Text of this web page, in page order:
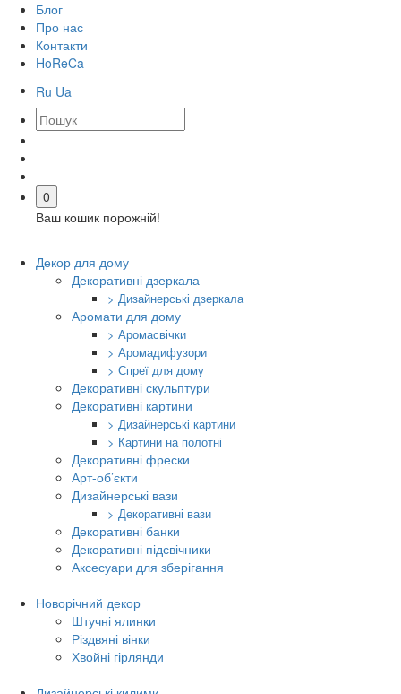
Блог
Про нас
Контакти
HoReCa
Ru Ua
0
Ваш кошик порожній!
Декор для дому
Декоративні дзеркала
> Дизайнерські дзеркала
Аромати для дому
> Аромасвічки
> Аромадифузори
> Спреї для дому
Декоративні скульптури
Декоративні картини
> Дизайнерські картини
> Картини на полотні
Декоративні фрески
Арт-об’єкти
Дизайнерські вази
> Декоративні вази
Декоративні банки
Декоративні підсвічники
Аксесуари для зберігання
Новорічний декор
Штучні ялинки
Різдвяні вінки
Хвойні гірлянди